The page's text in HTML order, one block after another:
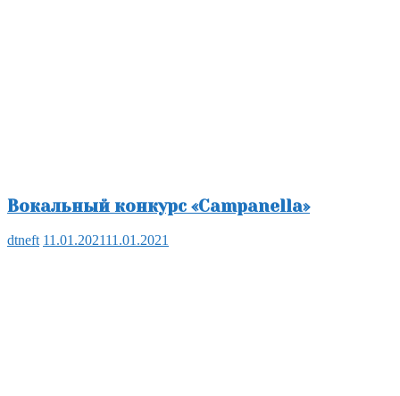
Вокальный конкурс «Campanella»
dtneft 11.01.202111.01.2021